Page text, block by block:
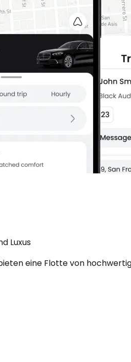
Luxus
eine Flotte von